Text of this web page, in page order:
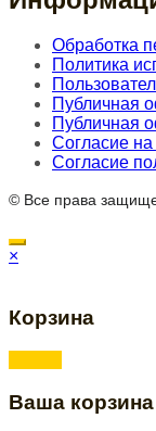
Обработка
Политика
Публичная
Публичная
Согласие
Согласие
© Все права
×
Корзина
Ваша корзина